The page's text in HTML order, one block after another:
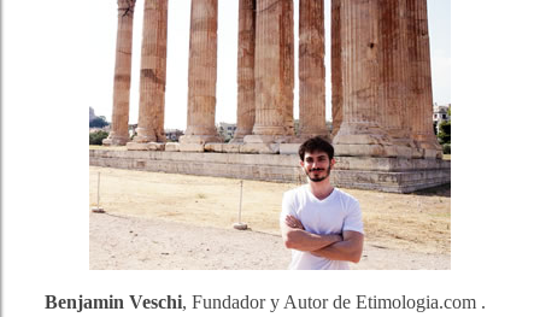
Benjamin Veschi, Fundador y Autor de Etimologia.com .